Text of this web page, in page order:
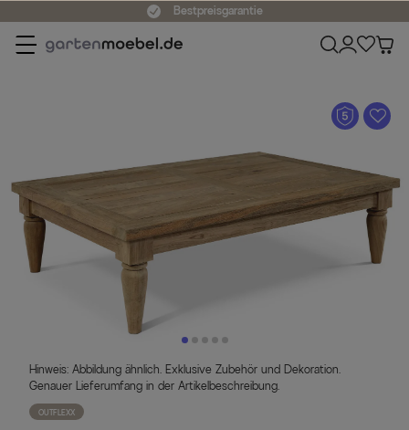
Bestpreisgarantie
A
Hinweis: Abbildung ähnlich. Exklusive Zubehör und Dekoration.
Genauer Lieferumfang in der Artikelbeschreibung.
OUTFLEXX